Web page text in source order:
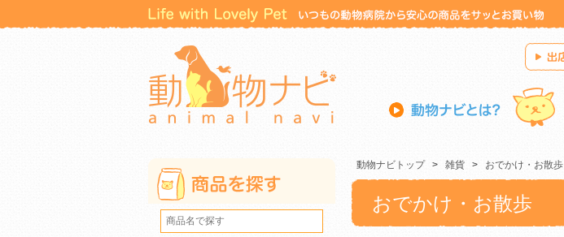
動物ナビトップ > 雑貨 > おでかけ・お散歩
おでかけ・お散歩